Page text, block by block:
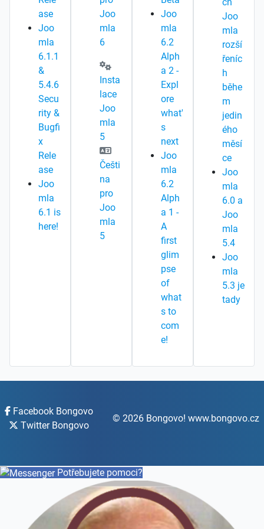
ase
Joo
mla
6.1.1
&
5.4.6
Secu
rity &
Bugfi
x
Rele
ase
Joo
mla
6.1 is
here!
Joo
mla
6
Insta
lace
Joo
mla
5
Češti
na
pro
Joo
mla
5
Joo
mla
6.2
Alph
a 2 -
Expl
ore
what'
s
next
Joo
mla
6.2
Alph
a 1 -
A
first
glim
pse
of
what
s to
com
e!
ch
Joo
mla
rozší
řeníc
h
běhe
m
jedin
ého
měsí
ce
Joo
mla
6.0 a
Joo
mla
5.4
Joo
mla
5.3 je
tady
Facebook Bongovo
Twitter Bongovo
© 2026 Bongovo! www.bongovo.cz
Potřebujete pomoci?